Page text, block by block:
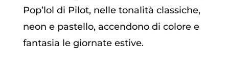
Pop’lol di Pilot, nelle tonalità classiche,
neon e pastello, accendono di colore e
fantasia le giornate estive.